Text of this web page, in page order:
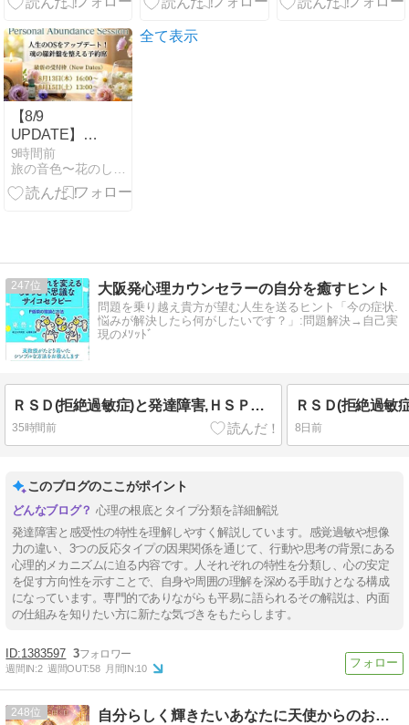
【8/9
UPDATE】直
近のご予約席
のご案内
9時間前
旅の音色〜花のしずくとつれづれに〜
全て表示
247 大阪発心理カウンセラーの自分を癒すヒント
問題を乗り越え貴方が望む人生を送るヒント「今の症状.
悩みが解決したら何がしたいです？」:問題解決→自己実
現のﾒｿｯﾄﾞ
ＲＳＤ(拒絶過敏症)と発達障害,ＨＳＰ②それらの関連性
35時間前 8日前
このブログのここがポイント
心理の根底とタイプ分類を詳細解説
発達障害と感受性の特性を理解しやすく解説しています。感覚過敏や想像
力の違い、3つの反応タイプの因果関係を通じて、行動や思考の背景にある
心理的メカニズムに迫る内容です。人それぞれの特性を分類し、心の安定
を促す方向性を示すことで、自身や周囲の理解を深める手助けとなる構成
になっています。専門的でありながらも平易に語られるその解説は、内面
の仕組みを知りたい方に新たな気づきをもたらします。
1383597 3
週間IN:2 週間OUT:58 月間IN:10
248 自分らしく輝きたいあなたに天使からのおくりもの